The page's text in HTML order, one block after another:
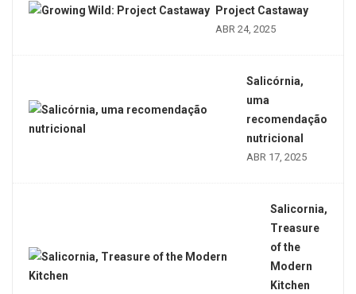
Project Castaway
ABR 24, 2025
Salicórnia,
uma
recomendação
nutricional
ABR 17, 2025
Salicornia,
Treasure
of the
Modern
Kitchen